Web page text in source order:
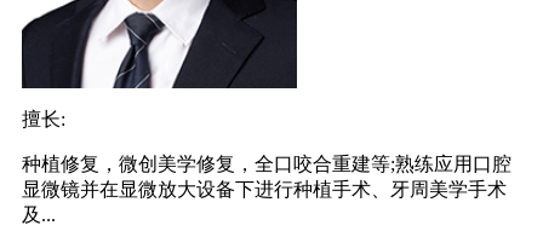
擅长:
种植修复，微创美学修复，全口咬合重建等;熟练应用口腔
显微镜并在显微放大设备下进行种植手术、牙周美学手术
及...